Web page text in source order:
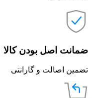
ضمانت اصل بودن کالا
تضمین اصالت و گارانتی